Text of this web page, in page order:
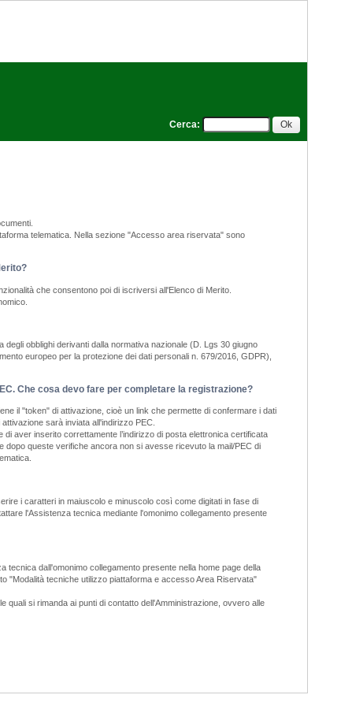
Cerca:
telematica. Nella sezione "Accesso area riservata" sono
che consentono poi di iscriversi all'Elenco di Merito.
obblighi derivanti dalla normativa nazionale (D. Lgs 30 giugno
europeo per la protezione dei dati personali n. 679/2016, GDPR),
Che cosa devo fare per completare la registrazione?
il "token" di attivazione, cioè un link che permette di confermare i dati
sarà inviata all'indirizzo PEC.
aver inserito correttamente l’indirizzo di posta elettronica certificata
dopo queste verifiche ancora non si avesse ricevuto la mail/PEC di
i caratteri in maiuscolo e minuscolo così come digitati in fase di
l'Assistenza tecnica mediante l'omonimo collegamento presente
tecnica dall'omonimo collegamento presente nella home page della
"Modalità tecniche utilizzo piattaforma e accesso Area Riservata"
si rimanda ai punti di contatto dell'Amministrazione, ovvero alle